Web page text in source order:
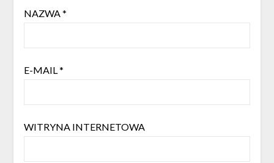
NAZWA*
E-MAIL*
WITRYNA INTERNETOWA